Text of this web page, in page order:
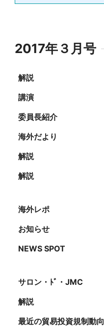
2017年３月号
解説
講演
委員長紹介
海外だより
解説
解説
海外レポ
お知らせ
NEWS SPOT
サロン・ﾄﾞ・JMC
解説
最近の貿易投資規制動向